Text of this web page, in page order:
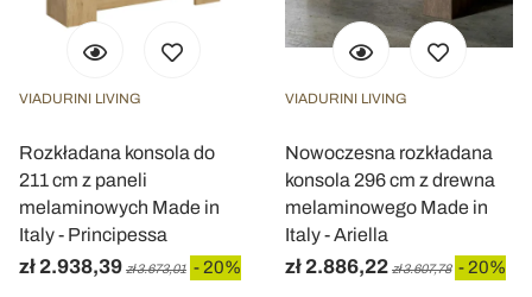
VIADURINI LIVING
Rozkładana konsola do
211 cm z paneli
melaminowych Made in
Italy - Principessa
zł 2.938,39 zł 3.673,01 - 20%
VIADURINI LIVING
Nowoczesna rozkładana
konsola 296 cm z drewna
melaminowego Made in
Italy - Ariella
zł 2.886,22 zł 3.607,78 - 20%